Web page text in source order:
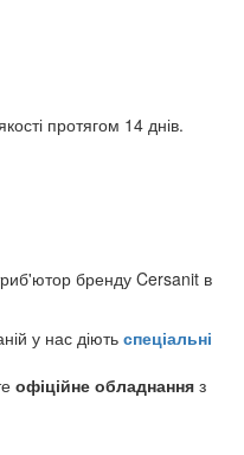
протягом 14 днів.
бренду Cersanit в
у нас діють спеціальні
офіційне обладнання з